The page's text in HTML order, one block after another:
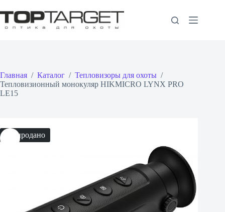
к
сути
Главная / Каталог / Тепловизоры для охоты /
Тепловизионный монокуляр HIKMICRO LYNX PRO
LE15
Распродано